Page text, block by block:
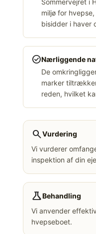
Sommervejret i
miljø for
bisidder i haver
check_circleNærliggende
De
marker
reden, hvilket
searchVurdering
Vi vurderer
inspektion af din
scienceBehandling
Vi anvender
hvepseboet.